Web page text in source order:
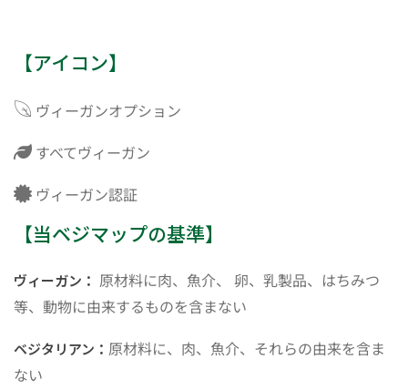
【アイコン】
ヴィーガンオプション
すべてヴィーガン
ヴィーガン認証
【当ベジマップの基準】
ヴィーガン： 原材料に肉、魚介、 卵、乳製品、はちみつ
等、動物に由来するものを含まない
ベジタリアン： 原材料に、肉、魚介、それらの由来を含ま
ない